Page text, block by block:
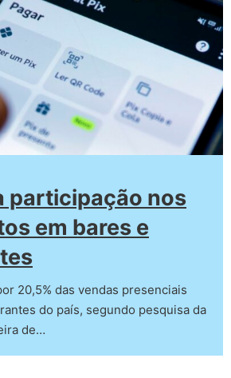
participação nos
em bares e
20,5% das vendas presenciais
do país, segundo pesquisa da
de…